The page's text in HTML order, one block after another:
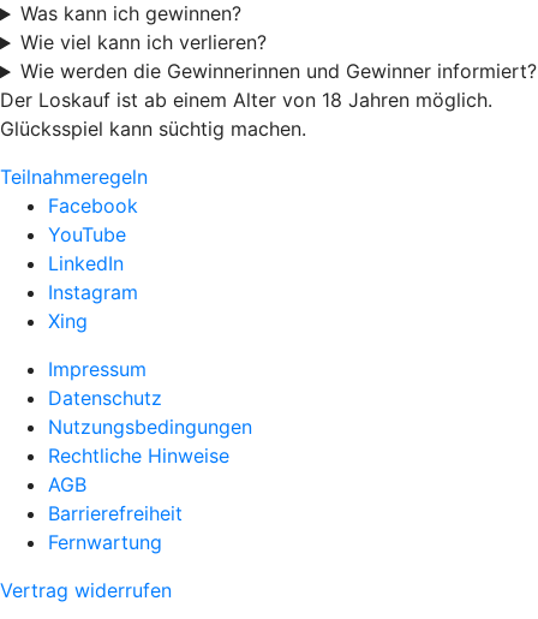
Was kann ich gewinnen?
Wie viel kann ich verlieren?
Wie werden die Gewinnerinnen und Gewinner informiert?
Der Loskauf ist ab einem Alter von 18 Jahren möglich.
Glücksspiel kann süchtig machen.
Teilnahmeregeln
Facebook
YouTube
LinkedIn
Instagram
Xing
Impressum
Datenschutz
Nutzungsbedingungen
Rechtliche Hinweise
AGB
Barrierefreiheit
Fernwartung
Vertrag widerrufen